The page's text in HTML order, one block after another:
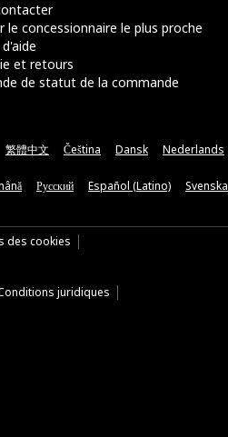
le concessionnaire le plus proche
et retours
de statut de la commande
繁體中文 Čeština Dansk Nederlands
Русский Español (Latino) Svenska
des cookies
juridiques